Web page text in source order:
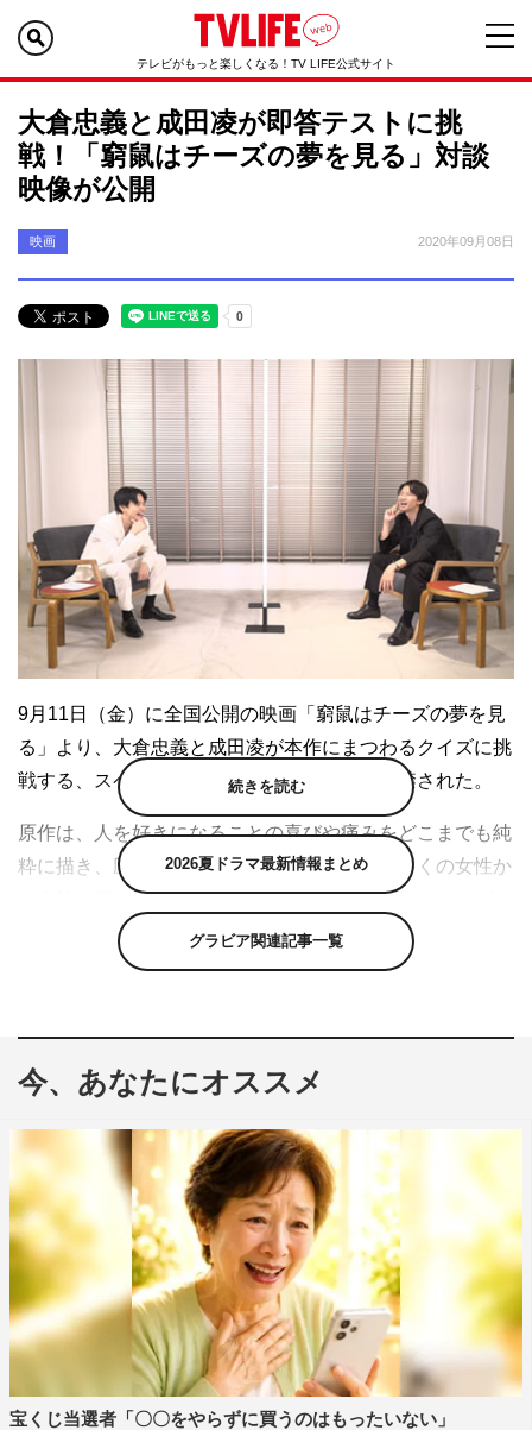
テレビがもっと楽しくなる！TV LIFE公式サイト
大倉忠義と成田凌が即答テストに挑
戦！「窮鼠はチーズの夢を見る」対談
映像が公開
映画 2020年09月08日
9月11日（金）に全国公開の映画「窮鼠はチーズの夢を見
る」より、大倉忠義と成田凌が本作にまつわるクイズに挑
戦する、スペシャル対談映像がYouTubeで解禁された。
原作は、人を好きになることの喜びや痛みをどこまでも純
粋に描き、圧倒的な共感を呼ぶ心理描写で、多くの女性か
ら支持を得た水城せとなの傑作コミック「窮鼠はチーズの
夢を見る」「俎上の鯉は二度跳ねる」。主人公・大伴恭一
を演じるのは、大倉。そして恭一への想いを募らせる今ヶ
する映画監督・行定勲。
今回解禁されたスペシャル対談映像では、大倉と成田が
イズに挑戦。それぞれの手元に置かれたカードに書かれて
いる質問に対し、10秒以内に回答するという企画を通じ
て、作品の魅力をさらに知ることができる。
原作を読んだ時の第一印象や劇中の好きなシーンについて
も触れていくほか、大倉が「愛について、ひとつの選択肢
としてこの映画が公開されることが喜ばしい」と、感慨深
そうに語る場面も。成田も「人の数だけ見方がある。色々
な恋愛の形があって当たり前なので、他人事じゃなく見て
続きを読む
2026夏ドラマ最新情報まとめ
グラビア関連記事一覧
今、あなたにオススメ
宝くじ当選者「〇〇をやらずに買うのはもったいない」